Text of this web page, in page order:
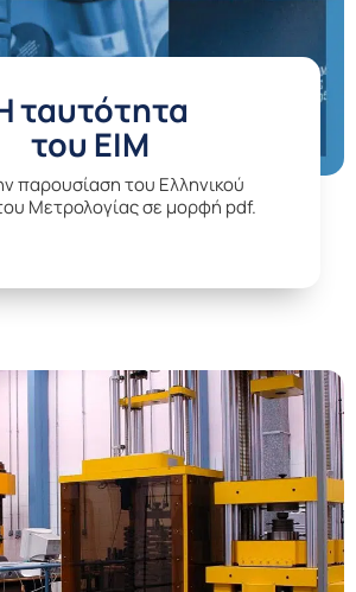
ταυτότητα
του ΕΙΜ
παρουσίαση του Ελληνικού
Μετρολογίας σε μορφή pdf.